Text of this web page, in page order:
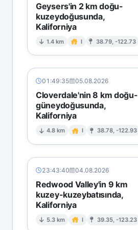
Geysers'in 2 km doğu-
kuzeydoğusunda,
Kaliforniya
1.4 km I 38.79, -122.73
01:49:35 05.08.2026
Cloverdale'nin 8 km doğu-
güneydoğusunda,
Kaliforniya
4.8 km I 38.78, -122.93
23:43:40 04.08.2026
Redwood Valley'in 9 km
kuzey-kuzeybatısında,
Kaliforniya
5.3 km I 39.35, -123.23